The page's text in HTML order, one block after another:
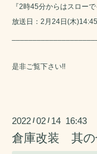
『2時45分からはスロー
放送日：2月24日(木
是非ご覧下さい!!
2022 /02 / 14 16:43
倉庫改装 其の